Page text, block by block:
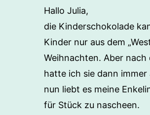
Hallo Julia,
die Kinderschokolade
Kinder nur aus dem
Weihnachten. Aber nach
hatte ich sie dann
nun liebt es meine
für Stück zu nascheen.